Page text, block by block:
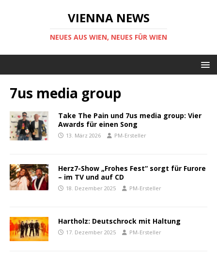
VIENNA NEWS
NEUES AUS WIEN, NEUES FÜR WIEN
7us media group
Take The Pain und 7us media group: Vier
Awards für einen Song
13. März 2026 PM-Ersteller
Herz7-Show „Frohes Fest“ sorgt für Furore
– im TV und auf CD
18. Dezember 2025 PM-Ersteller
Hartholz: Deutschrock mit Haltung
17. Dezember 2025 PM-Ersteller